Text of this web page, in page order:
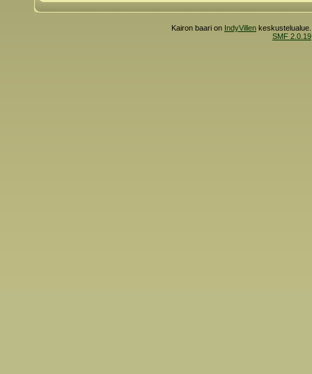
Kairon baari on IndyVillen
SMF 2.0.19